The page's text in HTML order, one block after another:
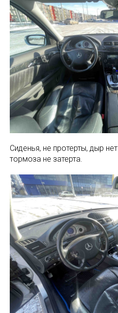
Сиденья, не протерты, дыр
тормоза не затерта.